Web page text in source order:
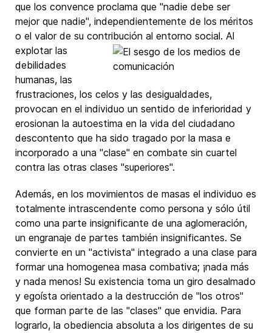
que los convence proclama que "nadie debe ser
mejor que nadie", independientemente de los méritos
o el valor de su contribución al entorno social. Al
explotar las
debilidades
humanas, las
frustraciones, los celos y las desigualdades,
provocan en el individuo un sentido de inferioridad y
erosionan la autoestima en la vida del ciudadano
descontento que ha sido tragado por la masa e
incorporado a una "clase" en combate sin cuartel
contra las otras clases "superiores".
Además, en los movimientos de masas el individuo es
totalmente intrascendente como persona y sólo útil
como una parte insignificante de una aglomeración,
un engranaje de partes también insignificantes. Se
convierte en un "activista" integrado a una clase para
formar una homogenea masa combativa; ¡nada más
y nada menos! Su existencia toma un giro desalmado
y egoísta orientado a la destrucción de "los otros"
que forman parte de las "clases" que envidia. Para
lograrlo, la obediencia absoluta a los dirigentes de su